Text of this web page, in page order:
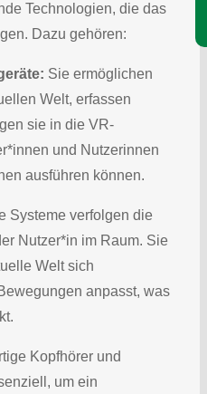
Technologien, die das
Dazu gehören:
Sie ermöglichen
Welt, erfassen
sie in die VR-
und Nutzerinnen
ausführen können.
Systeme verfolgen die
Nutzer*in im Raum. Sie
Welt sich
anpasst, was
Kopfhörer und
um ein